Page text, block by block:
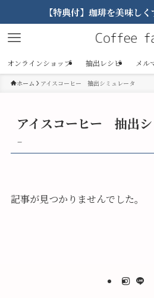
【特典付】珈琲を美味し
オンラインショップ 抽出レシピ メル
ホーム アイスコーヒー 抽出シミュレータ
アイスコーヒー 抽出
–
記事が見つかりませんでした。